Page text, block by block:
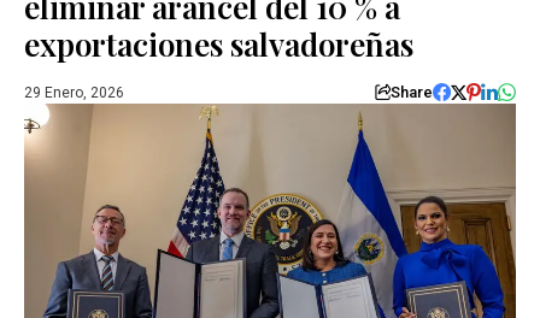
exportaciones salvadoreñas
29 Enero, 2026 Share